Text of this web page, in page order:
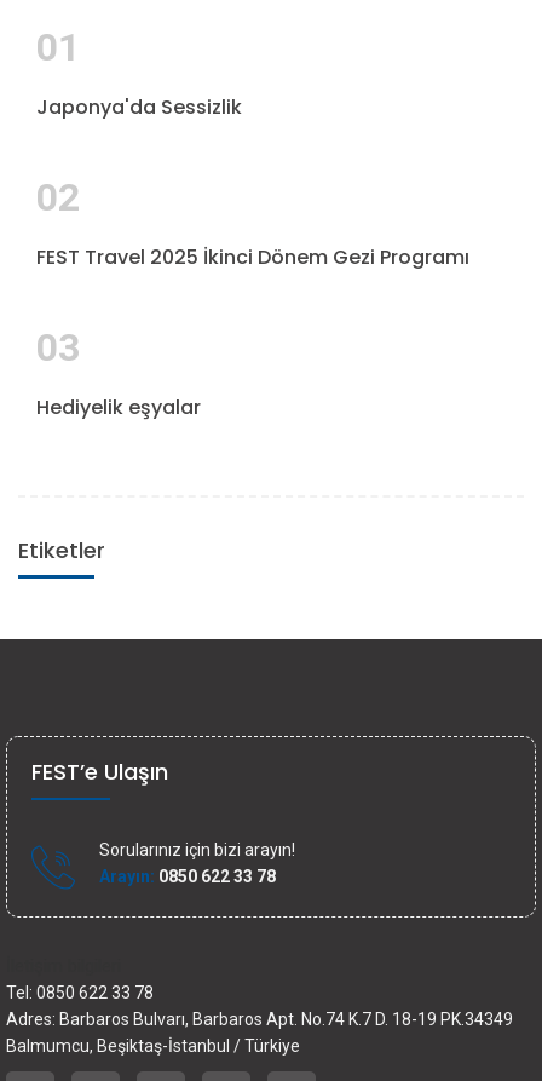
01
Japonya'da Sessizlik
02
FEST Travel 2025 İkinci Dönem Gezi Programı
03
Hediyelik eşyalar
Etiketler
FEST’e Ulaşın
Sorularınız için bizi arayın!
Arayın: 0850 622 33 78
Tel: 0850 622 33 78
Adres: Barbaros Bulvarı, Barbaros Apt. No.74 K.7 D. 18-19 PK.34349
Balmumcu, Beşiktaş-İstanbul / Türkiye